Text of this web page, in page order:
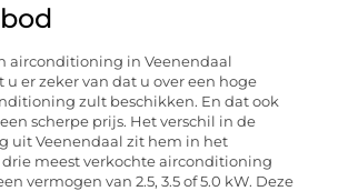
airconditioning in Veenendaal
u er zeker van dat u over een hoge
zult beschikken. En dat ook
scherpe prijs. Het verschil in de
uit Veenendaal zit hem in het
meest verkochte airconditioning
vermogen van 2.5, 3.5 of 5.0 kW. Deze